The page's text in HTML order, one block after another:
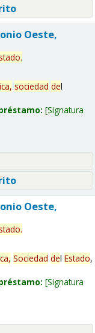
Oeste,
.
sociedad del
Signatura
Oeste,
.
Sociedad del Estado,
Signatura